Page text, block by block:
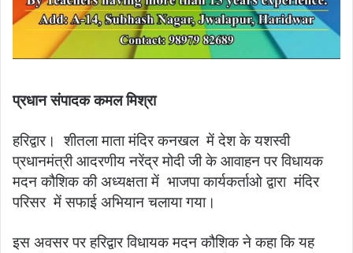
प्रधान संपादक कमल मिश्रा
हरिद्वार। शीतला माता मंदिर कनखल में देश के यशस्वी
प्रधानमंत्री आदरणीय नरेंद्र मोदी जी के आवाहन पर विधायक
मदन कौशिक की अध्यक्षता में भाजपा कार्यकर्ताओ द्वारा मंदिर
परिसर में सफाई अभियान चलाया गया।
इस अवसर पर हरिद्वार विधायक मदन कौशिक ने कहा कि यह